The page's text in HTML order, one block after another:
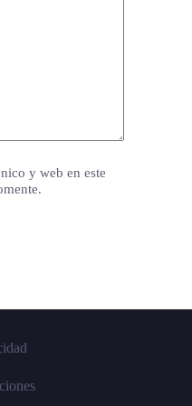
y web en este